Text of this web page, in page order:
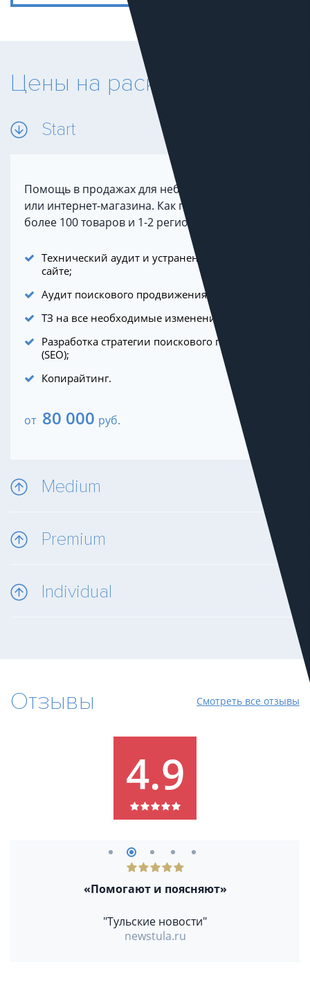
Цены на раскрутку сайта
Start
Помощь в продажах для небольшого бизнеса
или интернет-магазина. Как правило, это не
более 100 товаров и 1-2 регионов продаж.
Технический аудит и устранение ошибок на
сайте;
Аудит поискового продвижения (SEO);
ТЗ на все необходимые изменения на сайте;
Разработка стратегии поискового продвижения
(SEO);
Копирайтинг.
от 80 000 руб.
Medium
Premium
Individual
Отзывы Смотреть все отзывы
4.9
«Помогают и поясняют»
"Тульские новости"
newstula.ru